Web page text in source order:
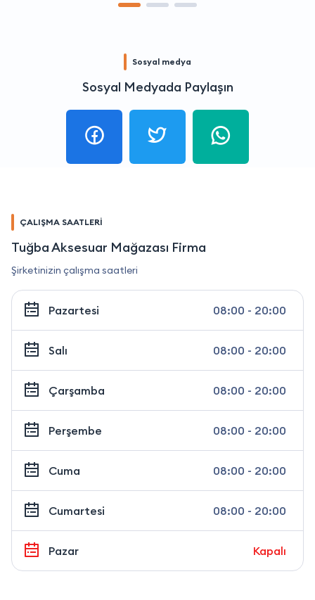
Sosyal medya
Sosyal Medyada Paylaşın
ÇALIŞMA SAATLERİ
Tuğba Aksesuar Mağazası Firma
Şirketinizin çalışma saatleri
Pazartesi 08:00 - 20:00
Salı 08:00 - 20:00
Çarşamba 08:00 - 20:00
Perşembe 08:00 - 20:00
Cuma 08:00 - 20:00
Cumartesi 08:00 - 20:00
Pazar Kapalı